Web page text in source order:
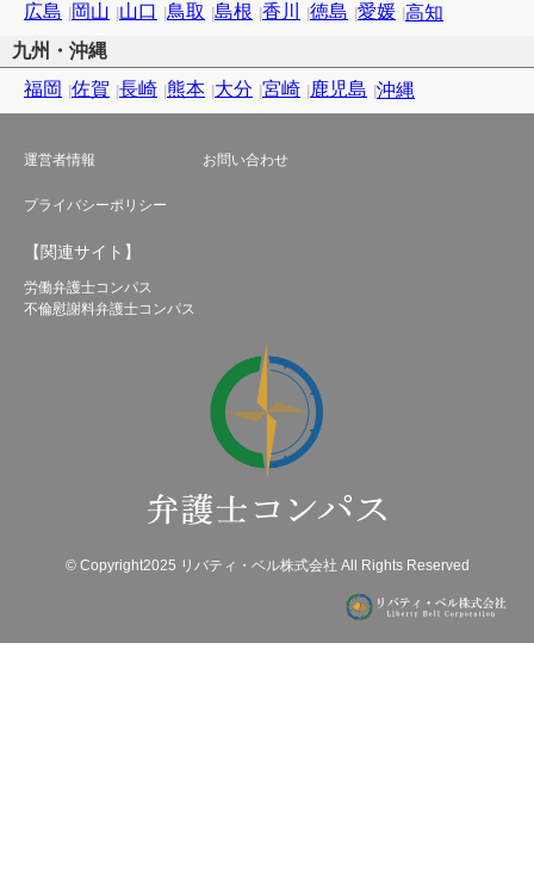
広島
岡山 山口 鳥取 島根 香川 徳島 愛媛 高知
九州・沖縄
福岡 佐賀 長崎 熊本 大分 宮崎 鹿児島 沖縄
運営者情報 お問い合わせ
プライバシーポリシー
【関連サイト】
労働弁護士コンパス
不倫慰謝料弁護士コンパス
© Copyright2025 リバティ・ベル株式会社 All Rights Reserved